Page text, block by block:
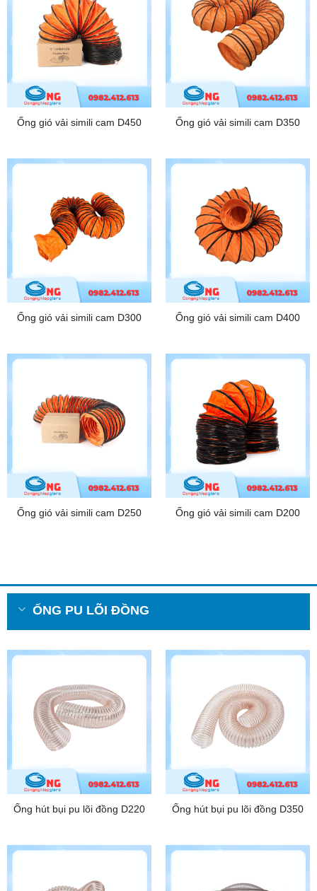
Ống gió vải simili cam D450 Ống gió vải simili cam D350
Ống gió vải simili cam D300 Ống gió vải simili cam D400
Ống gió vải simili cam D250 Ống gió vải simili cam D200
ỐNG PU LÕI ĐỒNG
Ống hút bụi pu lõi đồng D220 Ống hút bụi pu lõi đồng D350